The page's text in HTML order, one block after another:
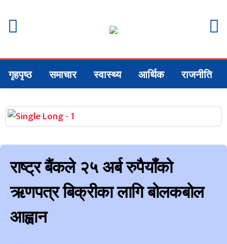
गृहपृष्ठ समाचार स्वास्थ्य आर्थिक राजनीति
राष्ट्र बैंकले २५ अर्ब रुपैयाँको
ऋणपत्र बिक्रीका लागि बोलकबोल
आह्वान